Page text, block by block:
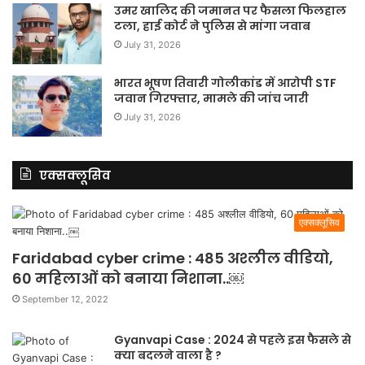
उमर खालिद की जमानत पर फैसला फिलहाल
टला, हाई कोर्ट ने पुलिस से मांगा जवाब
July 31, 2026
भारत भूषण तिवारी गोलीकांड में आरोपी STF
जवान गिरफ्तार, मामले की जांच जारी
July 31, 2026
एक्सक्लूसिव
एक्सक्लूसिव
Faridabad cyber crime : 485 अश्लील वीडियो,
60 महिलाओं को बनाया निशाना..￼
September 12, 2022
Gyanvapi Case : 2024 से पहले इस फैसले से
क्या बदलने वाला है ?